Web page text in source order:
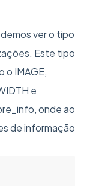
ver o tipo
Este tipo
o IMAGE,
e
onde ao
de informação